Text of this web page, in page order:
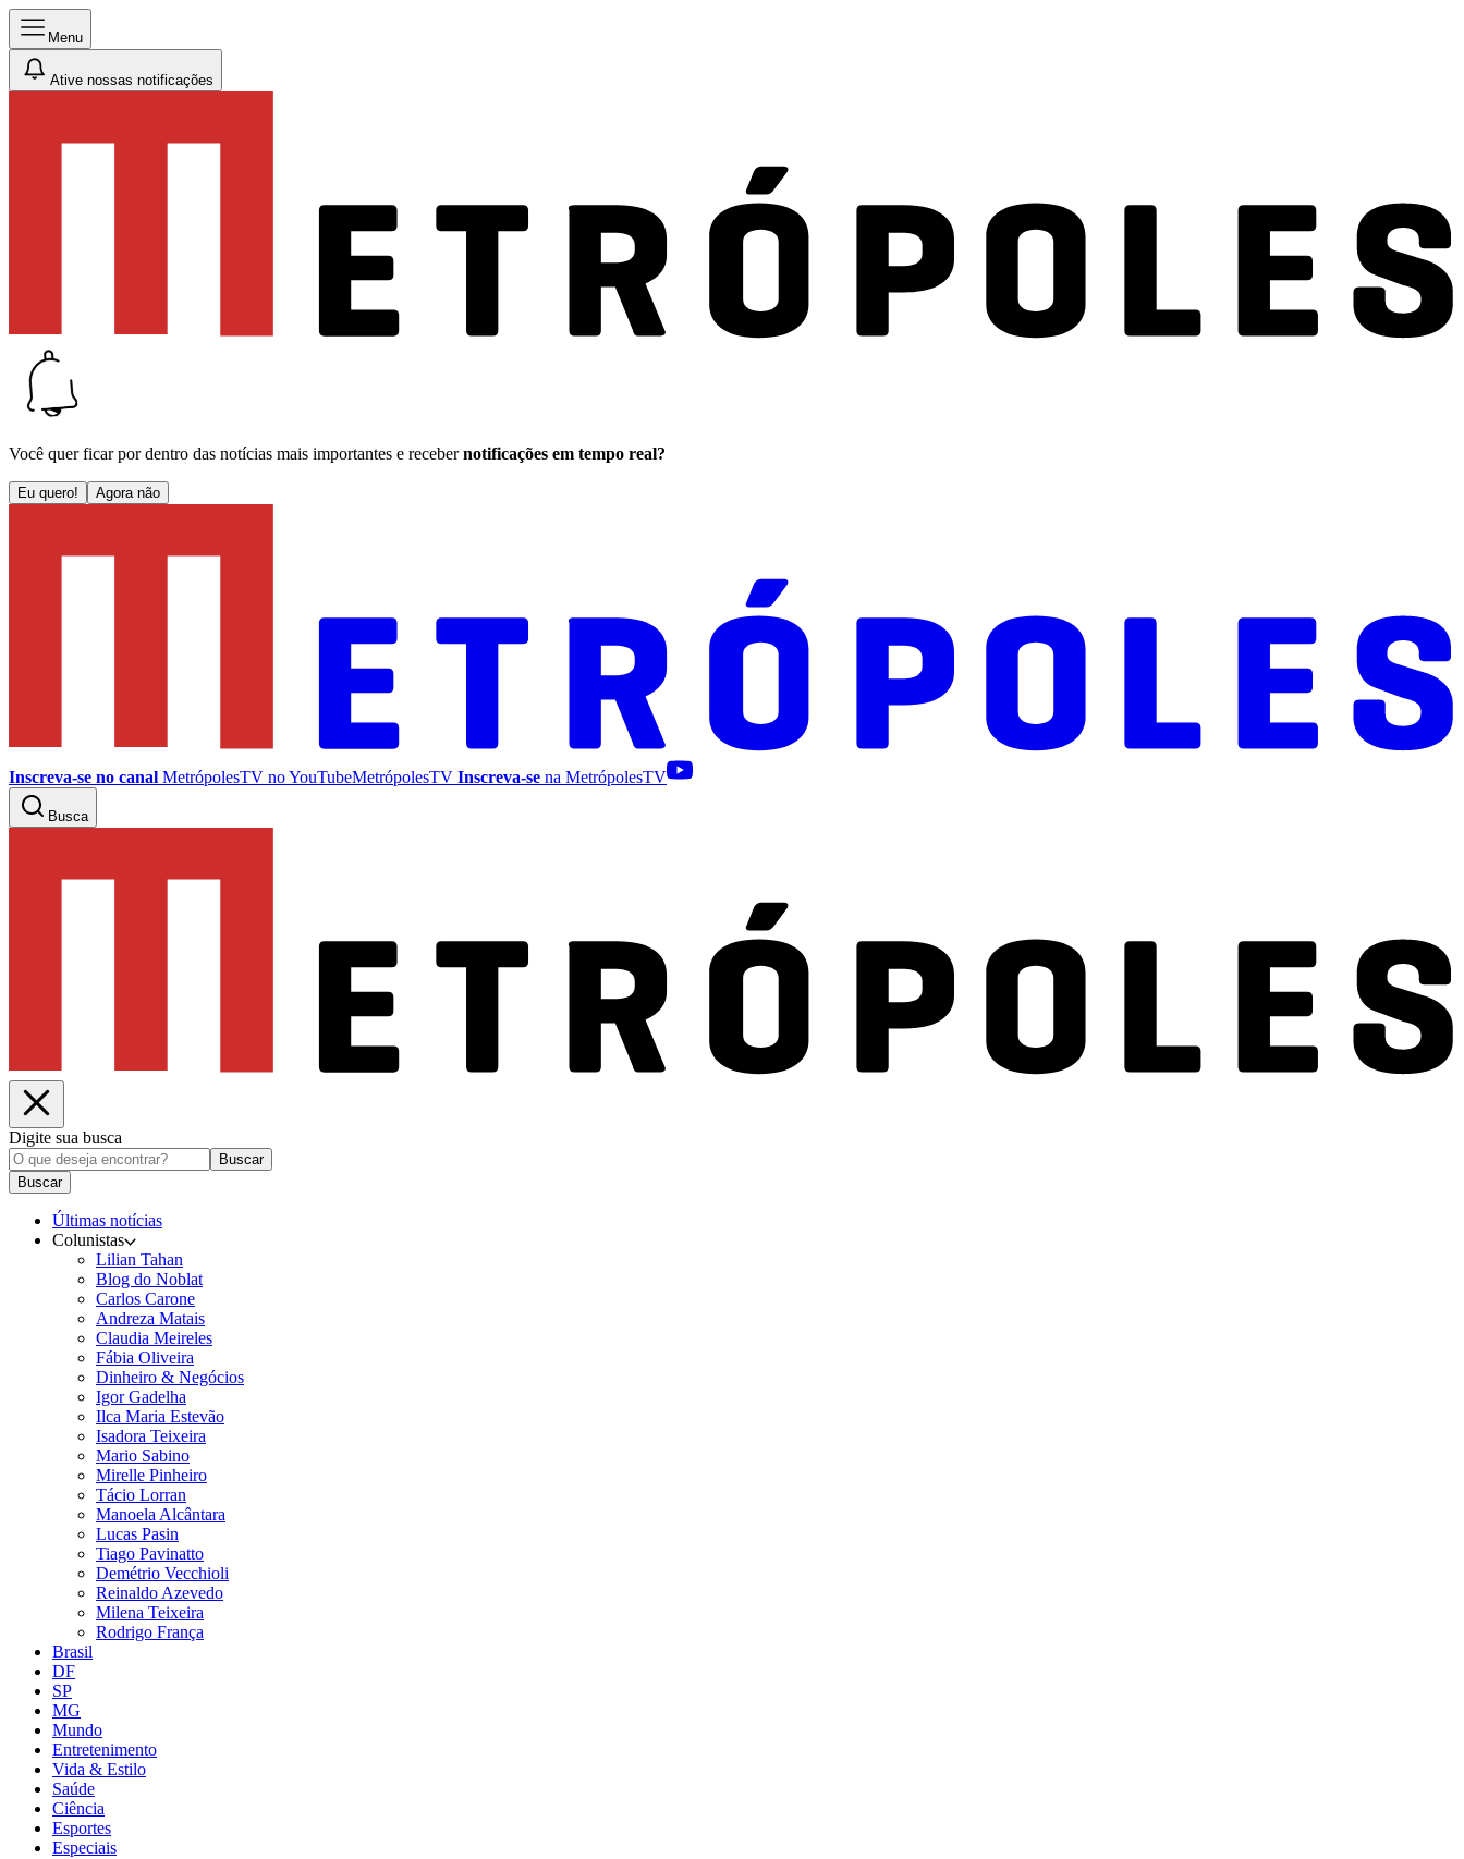
Menu
Ative nossas notificações
Você quer ficar por dentro das notícias mais importantes e receber notificações em tempo real?
Eu quero! Agora não
Inscreva-se no canal MetrópolesTV noYouTubeMetrópolesTV Inscreva-se na MetrópolesTV
Busca
Digite sua busca
Buscar
Buscar
Últimas notícias
Colunistas
Lilian Tahan
Blog do Noblat
Carlos Carone
Andreza Matais
Claudia Meireles
Fábia Oliveira
Dinheiro & Negócios
Igor Gadelha
Ilca Maria Estevão
Isadora Teixeira
Mario Sabino
Mirelle Pinheiro
Tácio Lorran
Manoela Alcântara
Lucas Pasin
Tiago Pavinatto
Demétrio Vecchioli
Reinaldo Azevedo
Milena Teixeira
Rodrigo França
Brasil
DF
SP
MG
Mundo
Entretenimento
Vida & Estilo
Saúde
Ciência
Esportes
Especiais